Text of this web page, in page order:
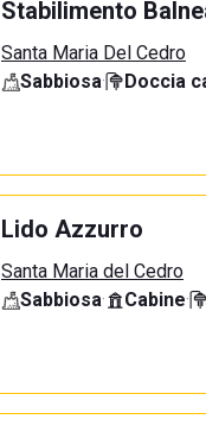
Stabilimento
Santa Maria Del Cedro
Sabbiosa· Doccia
Lido Azzurro
Santa Maria del Cedro
Sabbiosa· Cabine·